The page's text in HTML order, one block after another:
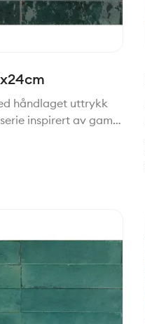
håndlaget uttrykk
inspirert av gamle
teknologi.
kombinasjon